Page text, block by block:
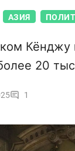
АЗИЯ
Кёнджу
20
1